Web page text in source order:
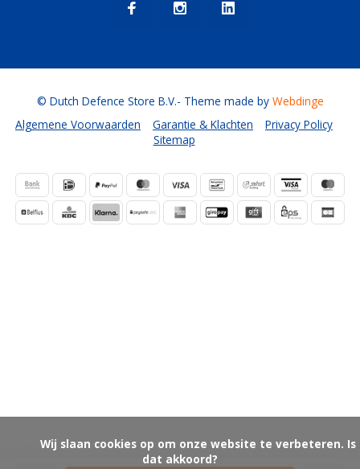
Algemene Voorwaarden Garantie & Klachten
Privacy Policy
Sitemap
© Dutch Defence Store B.V.- Theme made by Webdinge
dat akkoord?